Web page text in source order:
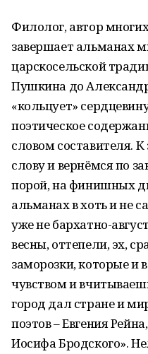
Филолог, автор
завершает альманах
царскосельской
Пушкина до
«кольцует»
поэтическое
словом составителя.
слову и вернёмся по
порой, на финишных
альманах в хоть и не
уже не бархатно-
весны, оттепели, эх,
заморозки, которые
чувством и
город дал стране и
поэтов – Евгения
Иосифа Бродского».